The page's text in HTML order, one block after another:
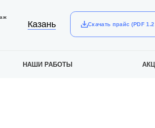
Казань Скачать прайс (PDF 1.2
НАШИ РАБОТЫ